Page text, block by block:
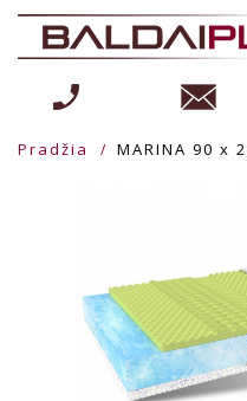
Pradžia MARINA 90 x